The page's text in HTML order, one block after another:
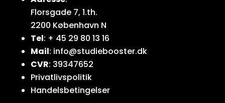
Florsgade 7, 1.th.
2200 København N
Tel: + 45 29 80 13 16
Mail: info@studiebooster.dk
CVR: 39347652
Privatlivspolitik
Handelsbetingelser